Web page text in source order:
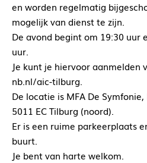
en worden regelmatig
mogelijk van dienst te zijn.
De avond begint om 19:30 uur
uur.
Je kunt je hiervoor aanmelden
nb.nl/aic-tilburg.
De locatie is MFA De
5011 EC Tilburg (noord).
Er is een ruime parkeerplaats
buurt.
Je bent van harte welkom.